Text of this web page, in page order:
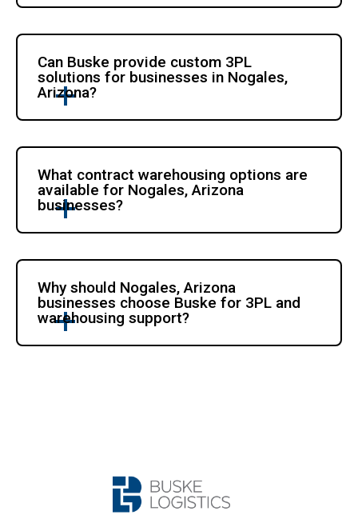
Can Buske provide custom 3PL
solutions for businesses in Nogales,
Arizona?
What contract warehousing options are
available for Nogales, Arizona
businesses?
Why should Nogales, Arizona
businesses choose Buske for 3PL and
warehousing support?